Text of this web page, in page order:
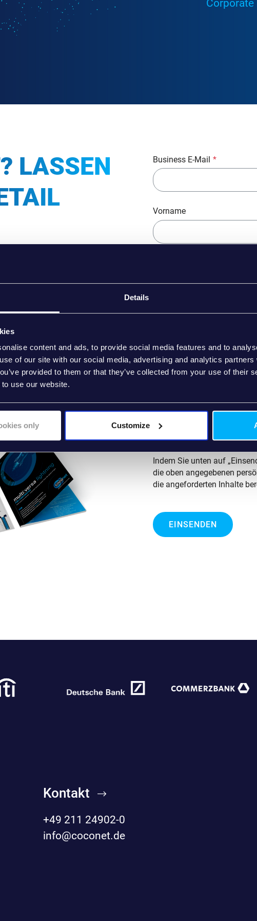
Details
content and ads, to provide social media features and to
of our site with our social media, advertising and analytics
provided to them or that they’ve collected from your use of their
use our website.
only Customize
LASSEN
und erfahren Sie
von multi:versa
kein begeisterter
begeistern und
Business E-Mail *
Vorname
coconet Group verpflichtet
respektieren. Wir nutzen
Kontos und zur
Dienstleistungen. Von Zeit
Dienstleistungen sowie
informieren. Wenn Sie
kontaktieren, geben Sie
möchten:
Ich stimme zu
Produkten zu erhalten.
Sie können diese
Informationen zum
wie wir Ihre Privatsphäre
Datenschutzrichtlinie.
Indem Sie unten auf
die oben angegebenen
die angeforderten Inhalte
Kontakt
+49 211 24902-0
info@coconet.de